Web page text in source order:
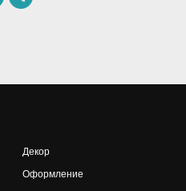
Декор
Оформление